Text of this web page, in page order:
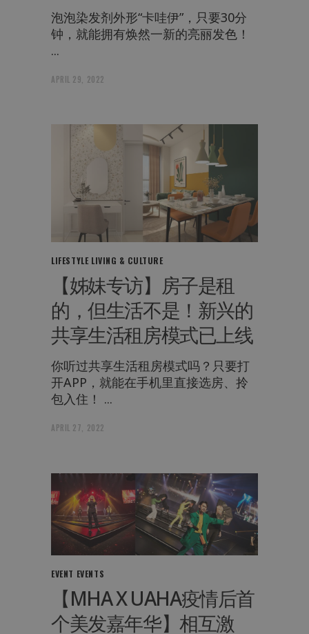
泡泡染发剂外形“卡哇伊”，只要30分
钟，就能拥有焕然一新的亮丽发色！
APRIL 29, 2022
LIFESTYLE LIVING & CULTURE
【姊妹专访】房子是租
的，但生活不是！新兴的
共享生活租房模式已上线
你听过共享生活租房模式吗？只要打
开APP，就能在手机里直接选房、拎
包入住！
APRIL 27, 2022
EVENT EVENTS
【MHA X UAHA疫情后首
个美发嘉年华】相互激